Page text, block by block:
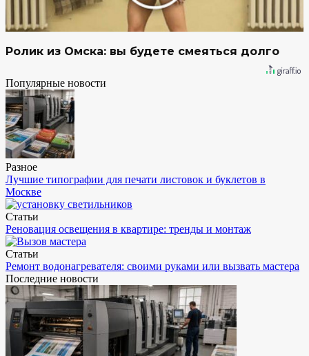
Ролик из Омска: вы будете смеяться долго
Популярные новости
Разное
Лучшие типографии для печати листовок и буклетов в
Москве
Статьи
Реновация освещения в квартире: тренды и монтаж
Статьи
Ремонт водонагревателя: своими руками или вызвать мастера
Последние новости